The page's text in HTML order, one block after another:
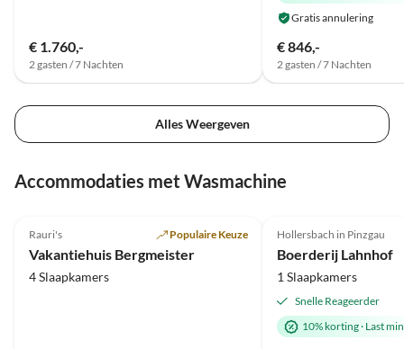
€ 1.760,-
2 gasten / 7 Nachten
Gratis annulering
€ 846,-
2 gasten / 7 Nachten
Alles Weergeven
Accommodaties met Wasmachine
Rauri's Populaire Keuze
Vakantiehuis Bergmeister
4 Slaapkamers
Boerderijvakantie
Hollersbach in Pinzgau
Boerderij Lahnhof
1 Slaapkamers
Snelle Reageerder
10% korting· Last